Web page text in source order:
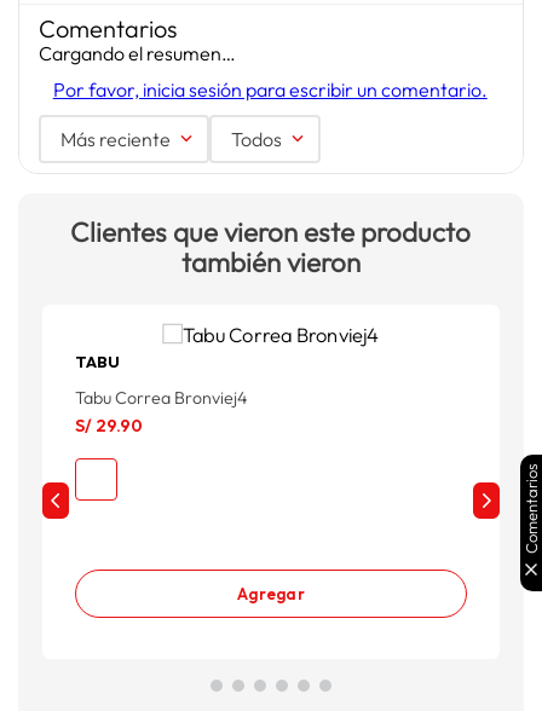
Comentarios
Cargando el resumen…
Por favor, inicia sesión para escribir un comentario.
Más reciente Todos
Clientes que vieron este producto
también vieron
TABU
Tabu Correa Bronviej4
S/ 29.90
Agregar
Comentarios